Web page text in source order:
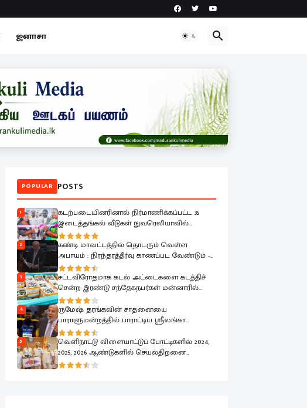
ஜனாசா
POPULAR POSTS
1
கடற்படையினரினால் நிர்மாணிக்கப்பட்ட 35
இடைத்தங்கல் வீடுகள் நுவரெலியாவில்
இடம்பெயர்ந்த குடும்பங்களிடம் கையளிப்பு
2
கண்டி மாவட்டத்தில் தொடரும் வெள்ள
அபாயம் : நிரந்தரத்தீர்வு காணப்பட வேண்டும் -
பாராளுமன்றத்தில் ரவூப் ஹக்கீம் வலியுறுத்தல்
3
சட்டவிரோதமாக கடல் அட்டைகளை கடத்திச்
சென்ற இரண்டு சந்தேகநபர்கள் மன்னாரில்
கைது
4
ருமேஷ் தரங்கவின் சாதனையை
பாராளுமன்றத்தில் பாராட்டிய ஸ்ரீலங்கா
முஸ்லிம் காங்கிரஸ் தலைவர் ரவூப் ஹக்கீம்
5
வெளிநாட்டு விளையாட்டுப் போட்டிகளில் 2024,
2025, 2026 ஆண்டுகளில் செயல்திறனை
வெளிப்படுத்திய கடற்படை வீரர்கள் கௌரவிப்பு